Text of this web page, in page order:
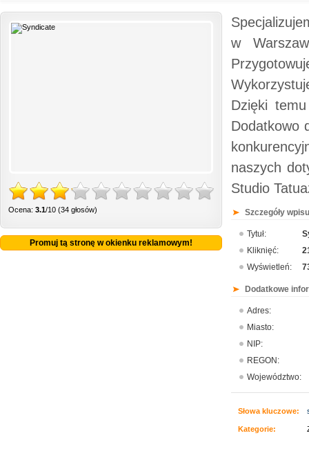
Ocena: 3.1/10 (34 głosów)
Promuj tą stronę w okienku reklamowym!
w
Dzięki
Dodatkowo
naszych
Studio
Szczegóły
Tytuł:
Kliknięć:
Wyświetleń:
Dodatkowe
Adres:
Miasto:
NIP:
REGON:
Województwo:
Słowa kluczowe:
Kategorie: